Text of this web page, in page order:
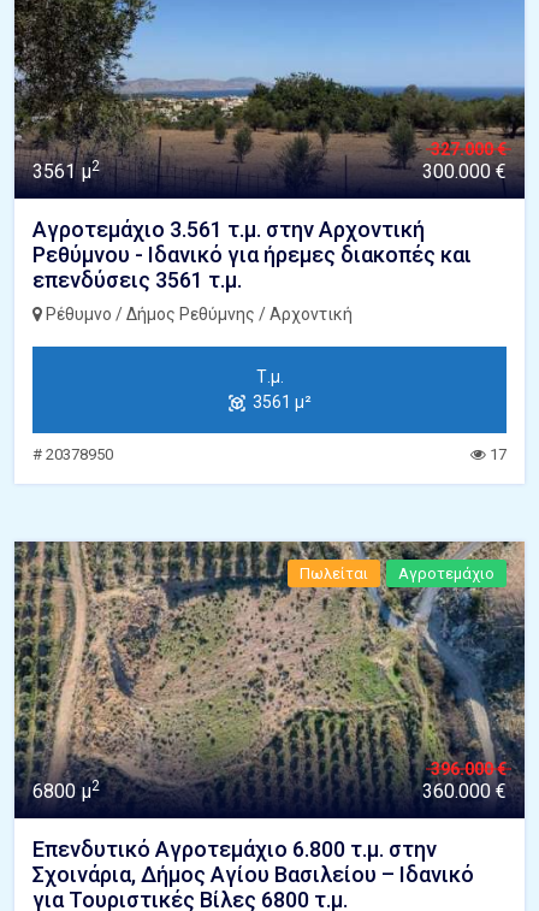
3561 μ2
327.000 €
300.000 €
Αγροτεμάχιο 3.561 τ.μ. στην Αρχοντική
Ρεθύμνου - Ιδανικό για ήρεμες διακοπές και
επενδύσεις 3561 τ.μ.
Ρέθυμνο / Δήμος Ρεθύμνης / Αρχοντική
Τ.μ.
3561 μ²
# 20378950 17
Πωλείται Αγροτεμάχιο
6800 μ2
396.000 €
360.000 €
Επενδυτικό Αγροτεμάχιο 6.800 τ.μ. στην
Σχοινάρια, Δήμος Αγίου Βασιλείου – Ιδανικό
για Τουριστικές Βίλες 6800 τ.μ.